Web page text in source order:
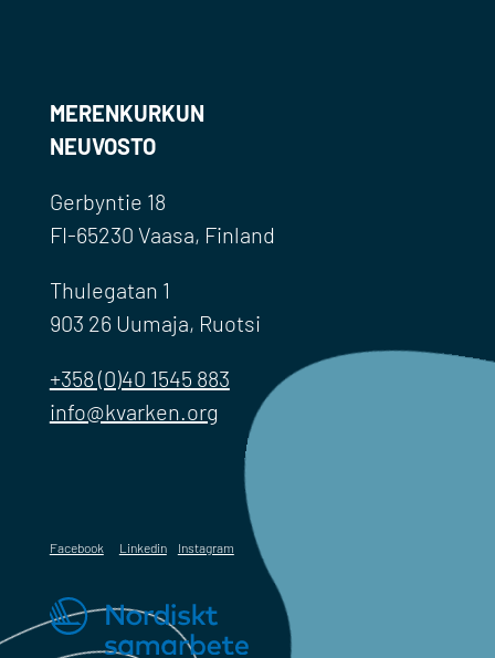
MERENKURKUN
NEUVOSTO
Gerbyntie 18
FI-65230 Vaasa, Finland
Thulegatan 1
903 26 Uumaja, Ruotsi
+358 (0)40 1545 883
info@kvarken.org
Facebook Linkedin Instagram